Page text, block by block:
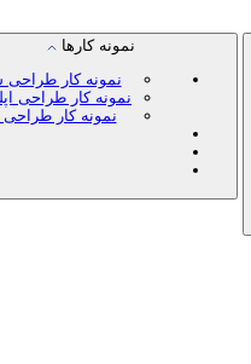
نمونه کارها
نمونه کار
نمونه کار طراحی
نمونه کار طراحی